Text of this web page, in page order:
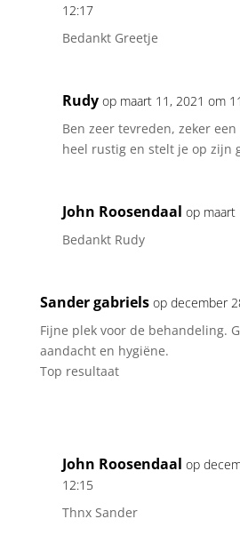
12:17
Bedankt Greetje
Rudy op maart 11, 2021 om
Ben zeer tevreden, zeker
heel rustig en stelt je op zijn
John Roosendaal op maart
Bedankt Rudy
Sander gabriels op december
Fijne plek voor de behandeling.
aandacht en hygiëne.
Top resultaat
John Roosendaal op
12:15
Thnx Sander